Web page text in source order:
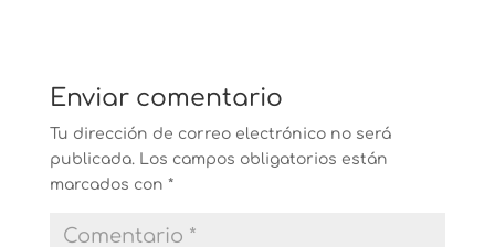
Enviar comentario
Tu dirección de correo electrónico no será
publicada. Los campos obligatorios están
marcados con *